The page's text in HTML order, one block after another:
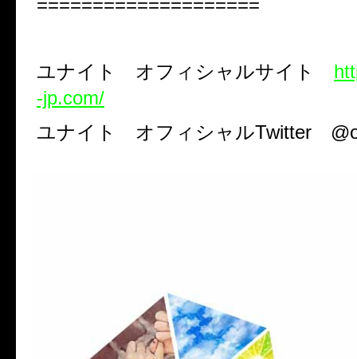
====================
ユナイト オフィシャルサイト
-jp.com/
ユナイト オフィシャルTwitter